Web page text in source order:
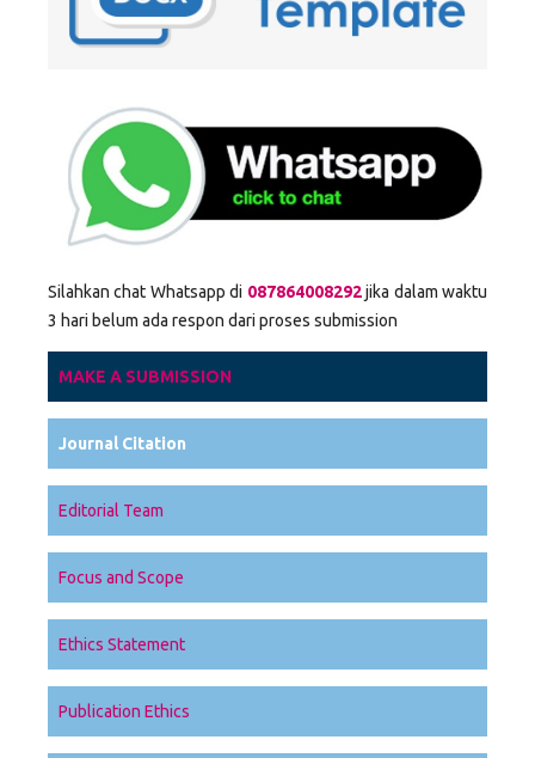
Silahkan chat Whatsapp di 087864008292jika dalam waktu
3 hari belum ada respon dari proses submission
MAKE A SUBMISSION
Journal Citation
Editorial Team
Focus and Scope
Ethics Statement
Publication Ethics